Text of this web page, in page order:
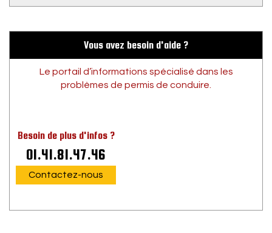
Vous avez besoin d'aide ?
Le portail d’informations spécialisé dans les
problèmes de permis de conduire.
Besoin de plus d'infos ?
01.41.81.47.46
Contactez-nous